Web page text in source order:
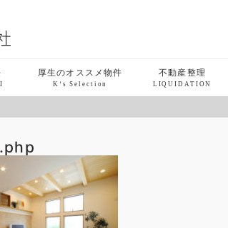
厚生のオススメ物件
K‘s Selection
不動産整理
LIQUIDATION